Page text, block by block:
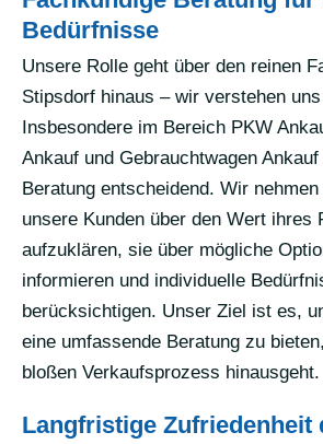
Bedürfnisse
Unsere Rolle geht über den reinen
Stipsdorf hinaus – wir verstehen
Insbesondere im Bereich PKW
Ankauf und Gebrauchtwagen
Beratung entscheidend. Wir
unsere Kunden über den Wert ihres
aufzuklären, sie über mögliche
informieren und individuelle
berücksichtigen. Unser Ziel ist es,
eine umfassende Beratung zu
bloßen Verkaufsprozess hinausgeht.
Langfristige Zufriedenheit